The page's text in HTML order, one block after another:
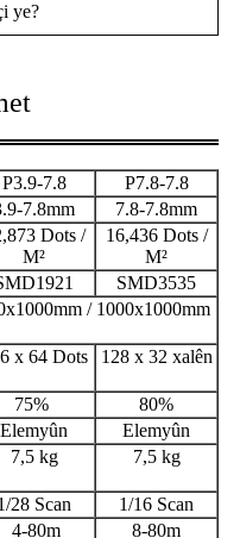
ye?
P3.9-7.8
P7.8-7.8
7.8mm
7.8-7.8mm
Dots /
M²
16,436 Dots /
M²
SMD3535
/ 1000x1000mm
x 64 Dots 128 x 32 xalên
75%
80%
Elemyûn
Elemyûn
7,5 kg 7,5 kg
28 Scan
1/16 Scan
4-80m 8-80m